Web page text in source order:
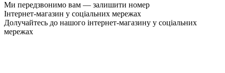
Ми передзвонимо вам — залишити номер
Інтернет-магазин у соціальних мережах
Долучайтесь до нашого інтернет-магазину у соціальних
мережах